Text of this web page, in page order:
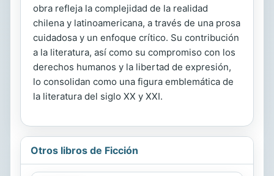
obra refleja la complejidad de la realidad
chilena y latinoamericana, a través de una prosa
cuidadosa y un enfoque crítico. Su contribución
a la literatura, así como su compromiso con los
derechos humanos y la libertad de expresión,
lo consolidan como una figura emblemática de
la literatura del siglo XX y XXI.
Otros libros de Ficción